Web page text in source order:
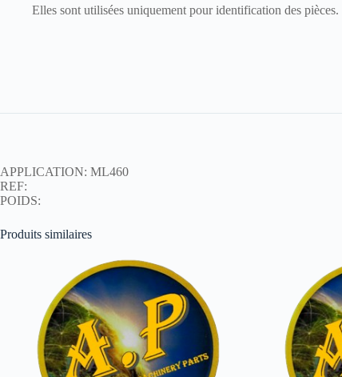
Elles sont utilisées uniquement pour identification des pièces.
APPLICATION: ML460
REF:
POIDS:
Produits similaires